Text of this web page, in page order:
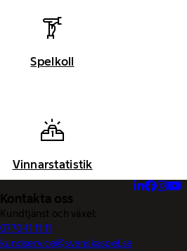
Spelkoll
Vinnarstatistik
Kontakta oss
Kundtjänst och växel:
0770-11 11 11
kundservice@svenskaspel.se